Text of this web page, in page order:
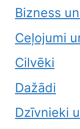
Bizness
Ceļojumi
Cilvēki
Dažādi
Dzīvnieki